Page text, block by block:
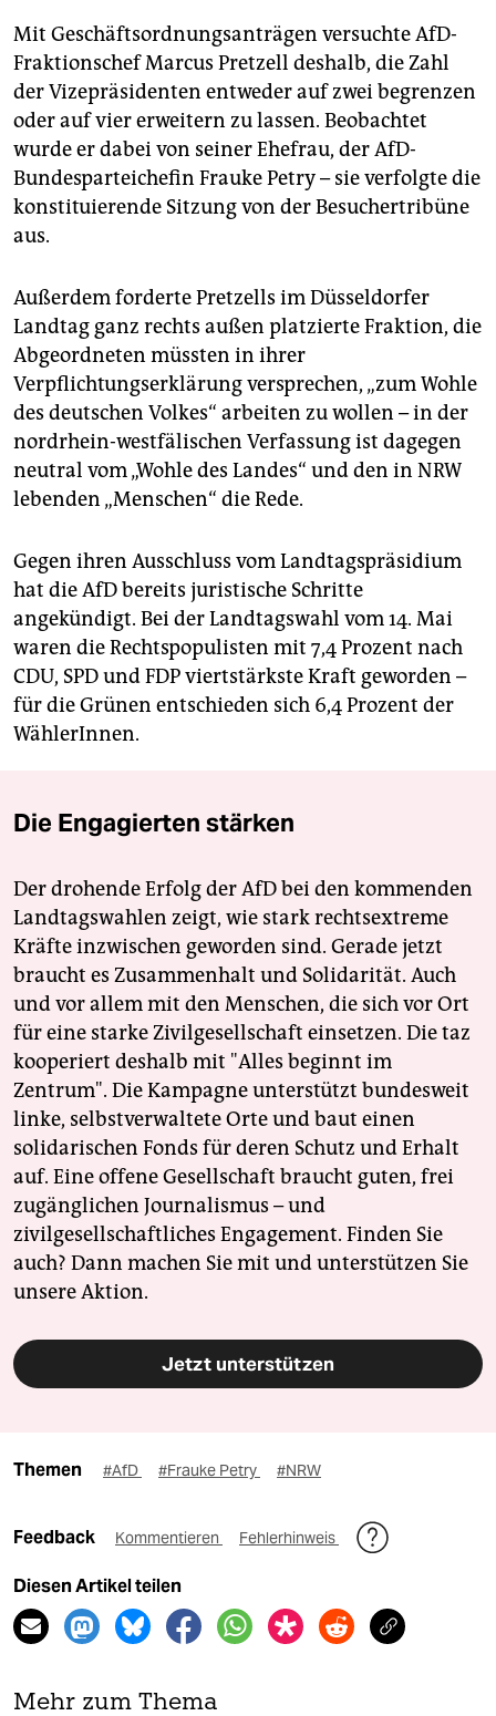
Mit Geschäftsordnungsanträgen versuchte AfD-
Fraktionschef Marcus Pretzell deshalb, die Zahl
der Vizepräsidenten entweder auf zwei begrenzen
oder auf vier erweitern zu lassen. Beobachtet
wurde er dabei von seiner Ehefrau, der AfD-
Bundesparteichefin Frauke Petry – sie verfolgte die
konstituierende Sitzung von der Besuchertribüne
aus.
Außerdem forderte Pretzells im Düsseldorfer
Landtag ganz rechts außen platzierte Fraktion, die
Abgeordneten müssten in ihrer
Verpflichtungserklärung versprechen, „zum Wohle
des deutschen Volkes“ arbeiten zu wollen – in der
nordrhein-westfälischen Verfassung ist dagegen
neutral vom „Wohle des Landes“ und den in NRW
lebenden „Menschen“ die Rede.
Gegen ihren Ausschluss vom Landtagspräsidium
hat die AfD bereits juristische Schritte
angekündigt. Bei der Landtagswahl vom 14. Mai
waren die Rechtspopulisten mit 7,4 Prozent nach
CDU, SPD und FDP viertstärkste Kraft geworden –
für die Grünen entschieden sich 6,4 Prozent der
WählerInnen.
Die Engagierten stärken
Der drohende Erfolg der AfD bei den kommenden
Landtagswahlen zeigt, wie stark rechtsextreme
Kräfte inzwischen geworden sind. Gerade jetzt
braucht es Zusammenhalt und Solidarität. Auch
und vor allem mit den Menschen, die sich vor Ort
für eine starke Zivilgesellschaft einsetzen. Die taz
kooperiert deshalb mit "Alles beginnt im
Zentrum". Die Kampagne unterstützt bundesweit
linke, selbstverwaltete Orte und baut einen
solidarischen Fonds für deren Schutz und Erhalt
auf. Eine offene Gesellschaft braucht guten, frei
zugänglichen Journalismus – und
zivilgesellschaftliches Engagement. Finden Sie
auch? Dann machen Sie mit und unterstützen Sie
unsere Aktion.
Jetzt unterstützen
Themen #AfD #Frauke Petry #NRW
Feedback Kommentieren Fehlerhinweis
Diesen Artikel teilen
Mehr zum Thema